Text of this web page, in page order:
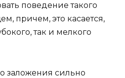
поведение такого
причем, это касается,
так и мелкого
заложения сильно